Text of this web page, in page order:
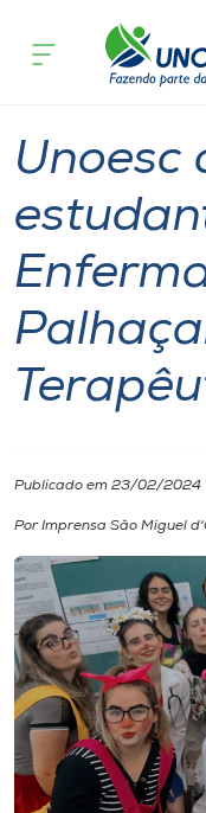
Cursos
Pesquisa
Atendimento ao
Portal de Ensino
I.nova
Diplomados
Cultura
CPA
Unoesc
Publicado em 23/02/2024
Por Imprensa São Miguel